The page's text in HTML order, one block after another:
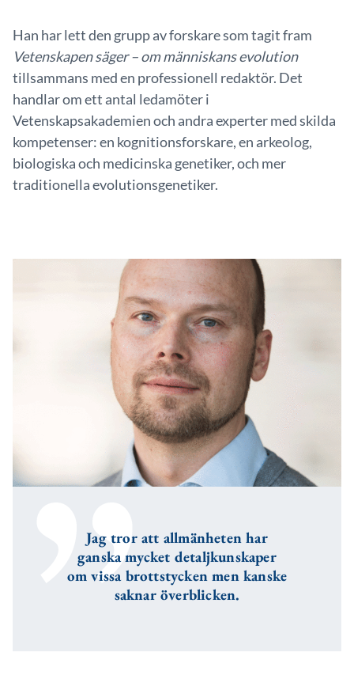
Han har lett den grupp av forskare som tagit fram
Vetenskapen säger – om människans evolution
tillsammans med en professionell redaktör. Det
handlar om ett antal ledamöter i
Vetenskapsakademien och andra experter med skilda
kompetenser: en kognitionsforskare, en arkeolog,
biologiska och medicinska genetiker, och mer
traditionella evolutionsgenetiker.
Jag tror att allmänheten har
ganska mycket detaljkunskaper
om vissa brottstycken men kanske
saknar överblicken.